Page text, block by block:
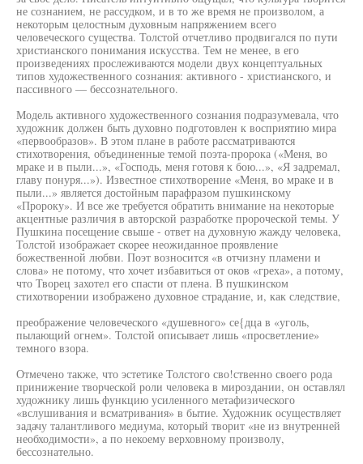
не сознанием, не рассудком, и в то же время не произволом, а
некоторым целостным духовным напряжением всего
человеческого существа. Толстой отчетливо продвигался по пути
христианского понимания искусства. Тем не менее, в его
произведениях прослеживаются модели двух концептуальных
типов художественного сознания: активного - христианского, и
пассивного — бессознательного.
Модель активного художественного сознания подразумевала, что
художник должен быть духовно подготовлен к восприятию мира
«первообразов». В этом плане в работе рассматриваются
стихотворения, объединенные темой поэта-пророка («Меня, во
мраке и в пыли...», «Господь, меня готовя к бою...», «Я задремал,
главу понуря...»). Известное стихотворение «Меня, во мраке и в
пыли...» является достойным парафразом пушкинскому
«Пророку». И все же требуется обратить внимание на некоторые
акцентные различия в авторской разработке пророческой темы. У
Пушкина посещение свыше - ответ на духовную жажду человека,
Толстой изображает скорее неожиданное проявление
божественной любви. Поэт возносится «в отчизну пламени и
слова» не потому, что хочет избавиться от оков «греха», а потому,
что Творец захотел его спасти от плена. В пушкинском
стихотворении изображено духовное страдание, и, как следствие,
преображение человеческого «душевного» се{дца в «уголь,
пылающий огнем». Толстой описывает лишь «просветление»
темного взора.
Отмечено также, что эстетике Толстого сво!ственно своего рода
принижение творческой роли человека в мироздании, он оставлял
художнику лишь функцию усиленного метафизического
«вслушивания и всматривания» в бытие. Художник осуществляет
задачу талантливого медиума, который творит «не из внутренней
необходимости», а по некоему верховному произволу,
бессознательно.